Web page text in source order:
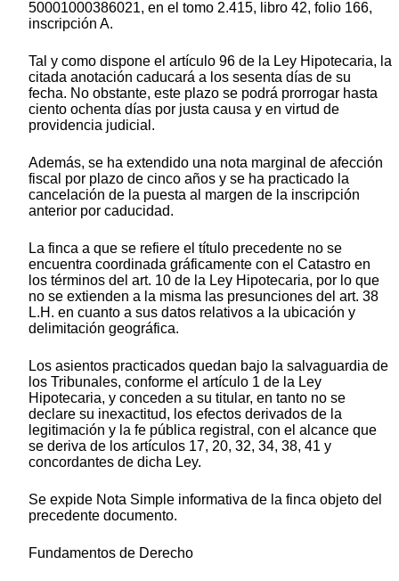
50001000386021, en el tomo 2.415, libro 42, folio 166,
inscripción A.
Tal y como dispone el artículo 96 de la Ley Hipotecaria, la
citada anotación caducará a los sesenta días de su
fecha. No obstante, este plazo se podrá prorrogar hasta
ciento ochenta días por justa causa y en virtud de
providencia judicial.
Además, se ha extendido una nota marginal de afección
fiscal por plazo de cinco años y se ha practicado la
cancelación de la puesta al margen de la inscripción
anterior por caducidad.
La finca a que se refiere el título precedente no se
encuentra coordinada gráficamente con el Catastro en
los términos del art. 10 de la Ley Hipotecaria, por lo que
no se extienden a la misma las presunciones del art. 38
L.H. en cuanto a sus datos relativos a la ubicación y
delimitación geográfica.
Los asientos practicados quedan bajo la salvaguardia de
los Tribunales, conforme el artículo 1 de la Ley
Hipotecaria, y conceden a su titular, en tanto no se
declare su inexactitud, los efectos derivados de la
legitimación y la fe pública registral, con el alcance que
se deriva de los artículos 17, 20, 32, 34, 38, 41 y
concordantes de dicha Ley.
Se expide Nota Simple informativa de la finca objeto del
precedente documento.
Fundamentos de Derecho